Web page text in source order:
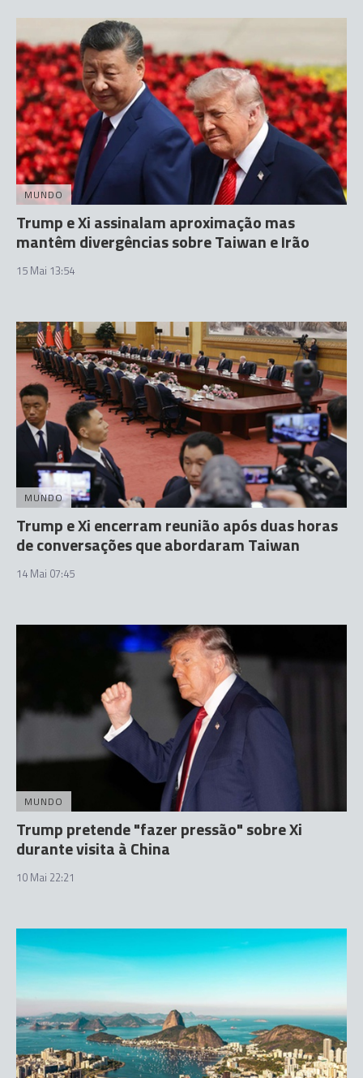
MUNDO
Trump e Xi assinalam aproximação mas
mantêm divergências sobre Taiwan e Irão
15 Mai 13:54
MUNDO
Trump e Xi encerram reunião após duas horas
de conversações que abordaram Taiwan
14 Mai 07:45
MUNDO
Trump pretende "fazer pressão" sobre Xi
durante visita à China
10 Mai 22:21